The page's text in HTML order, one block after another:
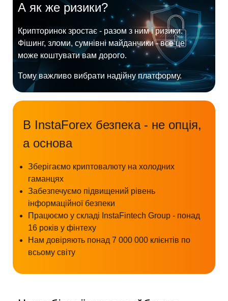
А як же ризики?
Крипторинок зростає - разом з ним і ризики.
Фішинг, зломи, сумнівні майданчики - все це
може коштувати вам дорого.
Тому важливо вибрати надійну платформу.
В InstaForex безпека - не опція,
а основа
Зберігаємо криптовалюту на холодних
гаманцях
Забезпечуємо підвищений рівень
інформаційної безпеки
Працюємо у складі InstaFintech Group - понад
16 років у фінтеху
Нам довіряють понад 7 000 000 клієнтів по
всьому світу